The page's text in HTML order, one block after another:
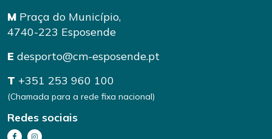
M Praça do Município,
4740-223 Esposende
E desporto@cm-esposende.pt
T +351 253 960 100
(Chamada para a rede fixa nacional)
Redes sociais